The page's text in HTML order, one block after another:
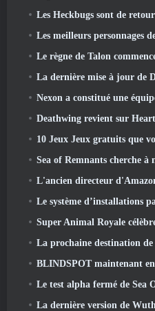
Les Heckbugs sont de retour au
Les meilleurs personnages de
Le règne de Talon commence aujourd'hui avec
La dernière mise à jour de Duet
Nexon a constitué une équipe de développement de
Deathwing revient sur Hearthstone
10 Jeux Jeux gratuits que vous avez peut-être
Sea of ​​Remnants cherche à
L'ancien directeur d'Amazon Games
Le système d’installations
Super Animal Royale célèbre le Nouvel An
La prochaine destination
BLINDSPOT maintenant
Le test alpha fermé de Sea Of
La dernière version de Wuthering Waves apporte